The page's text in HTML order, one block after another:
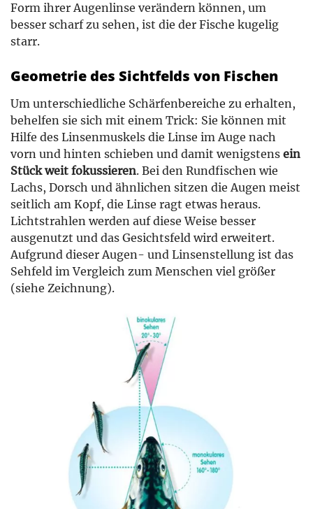
Form ihrer Augenlinse verändern können, um
besser scharf zu sehen, ist die der Fische kugelig
starr.
Geometrie des Sichtfelds von Fischen
Um unterschiedliche Schärfenbereiche zu erhalten,
behelfen sie sich mit einem Trick: Sie können mit
Hilfe des Linsenmuskels die Linse im Auge nach
vorn und hinten schieben und damit wenigstens ein
Stück weit fokussieren. Bei den Rundfischen wie
Lachs, Dorsch und ähnlichen sitzen die Augen meist
seitlich am Kopf, die Linse ragt etwas heraus.
Lichtstrahlen werden auf diese Weise besser
ausgenutzt und das Gesichtsfeld wird erweitert.
Aufgrund dieser Augen- und Linsenstellung ist das
Sehfeld im Vergleich zum Menschen viel größer
(siehe Zeichnung).